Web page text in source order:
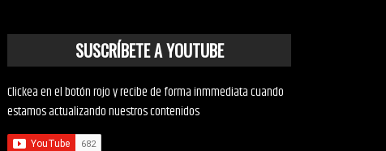
SUSCRÍBETE A YOUTUBE
Clickea en el botón rojo y recibe de forma inmmediata cuando
estamos actualizando nuestros contenidos